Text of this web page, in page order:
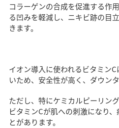
コラーゲンの合成を促進する作
る凹みを軽減し、ニキビ跡の目
きます。
イオン導入に使われるビタミン
いため、安全性が高く、ダウン
ただし、特にケミカルピーリン
ビタミンCが肌への刺激になり
とがあります。